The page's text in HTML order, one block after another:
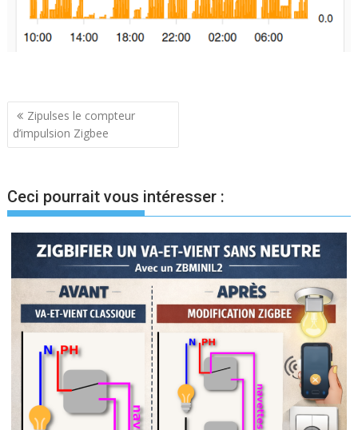
Navigation
de
Zipulses le compteur
d’impulsion Zigbee
Ceci pourrait vous intéresser :